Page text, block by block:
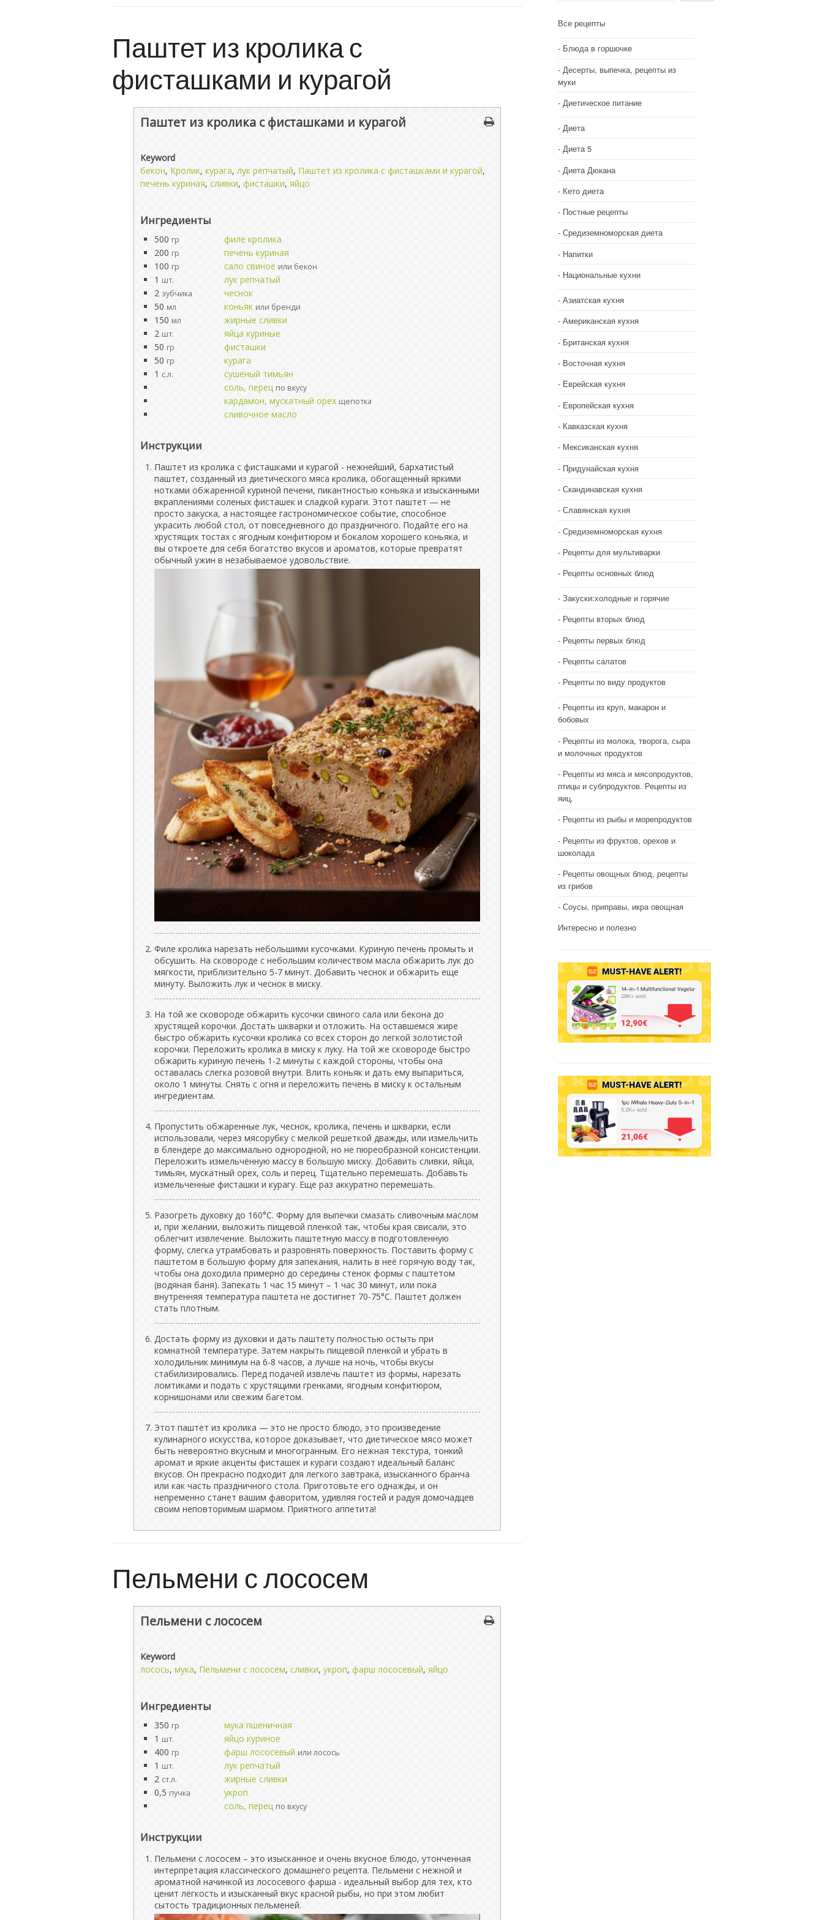
Паштет из кролика с
фисташками и курагой
Паштет из кролика с фисташками и курагой
Keyword
бекон, Кролик, курага, лук репчатый, Паштет из кролика с фисташками и курагой,
печень куриная, сливки, фисташки, яйцо
Ингредиенты
500 гр
филе кролика
200 гр
печень куриная
100 гр сало свиное или бекон
1 шт.
лук репчатый
2 зубчика
чеснок
50 мл коньяк или бренди
150 мл
жирные сливки
2 шт.
яйца куриные
50 гр
фисташки
50 гр
курага
1 с.л.
сушеный тимьян
соль, перец по вкусу
кардамон, мускатный орех щепотка
сливочное масло
Инструкции
Паштет из кролика с фисташками и курагой - нежнейший, бархатистый
паштет, созданный из диетического мяса кролика, обогащенный яркими
нотками обжаренной куриной печени, пикантностью коньяка и изысканными
вкраплениями соленых фисташек и сладкой кураги. Этот паштет — не
просто закуска, а настоящее гастрономическое событие, способное
украсить любой стол, от повседневного до праздничного. Подайте его на
хрустящих тостах с ягодным конфитюром и бокалом хорошего коньяка, и
вы откроете для себя богатство вкусов и ароматов, которые превратят
обычный ужин в незабываемое удовольствие.
Филе кролика нарезать небольшими кусочками. Куриную печень промыть и
обсушить. На сковороде с небольшим количеством масла обжарить лук до
мягкости, приблизительно 5-7 минут. Добавить чеснок и обжарить еще
минуту. Выложить лук и чеснок в миску.
На той же сковороде обжарить кусочки свиного сала или бекона до
хрустящей корочки. Достать шкварки и отложить. На оставшемся жире
быстро обжарить кусочки кролика со всех сторон до легкой золотистой
корочки. Переложить кролика в миску к луку. На той же сковороде быстро
обжарить куриную печень 1-2 минуты с каждой стороны, чтобы она
оставалась слегка розовой внутри. Влить коньяк и дать ему выпариться,
около 1 минуты. Снять с огня и переложить печень в миску к остальным
ингредиентам.
Пропустить обжаренные лук, чеснок, кролика, печень и шкварки, если
использовали, через мясорубку с мелкой решеткой дважды, или измельчить
в блендере до максимально однородной, но не пюреобразной консистенции.
Переложить измельчённую массу в большую миску. Добавить сливки, яйца,
тимьян, мускатный орех, соль и перец. Тщательно перемешать. Добавьть
измельченные фисташки и курагу. Еще раз аккуратно перемешать.
Разогреть духовку до 160°C. Форму для выпечки смазать сливочным маслом
и, при желании, выложить пищевой пленкой так, чтобы края свисали, это
облегчит извлечение. Выложить паштетную массу в подготовленную
форму, слегка утрамбовать и разровнять поверхность. Поставить форму с
паштетом в большую форму для запекания, налить в неё горячую воду так,
чтобы она доходила примерно до середины стенок формы с паштетом
(водяная баня). Запекать 1 час 15 минут – 1 час 30 минут, или пока
внутренняя температура паштета не достигнет 70-75°C. Паштет должен
стать плотным.
Достать форму из духовки и дать паштету полностью остыть при
комнатной температуре. Затем накрыть пищевой пленкой и убрать в
холодильник минимум на 6-8 часов, а лучше на ночь, чтобы вкусы
стабилизировались. Перед подачей извлечь паштет из формы, нарезать
ломтиками и подать с хрустящими гренками, ягодным конфитюром,
корнишонами или свежим багетом.
Этот паштет из кролика — это не просто блюдо, это произведение
кулинарного искусства, которое доказывает, что диетическое мясо может
быть невероятно вкусным и многогранным. Его нежная текстура, тонкий
аромат и яркие акценты фисташек и кураги создают идеальный баланс
вкусов. Он прекрасно подходит для легкого завтрака, изысканного бранча
или как часть праздничного стола. Приготовьте его однажды, и он
непременно станет вашим фаворитом, удивляя гостей и радуя домочадцев
своим неповторимым шармом. Приятного аппетита!
Пельмени с лососем
Пельмени с лососем
Keyword
лосось, мука, Пельмени с лососем, сливки, укроп, фарш лососевый, яйцо
Ингредиенты
350 гр
мука пшеничная
1 шт.
яйцо куриное
400 гр фарш лососевый или лосось
1 шт.
лук репчатый
2 ст.л.
жирные сливки
0,5 пучка
укроп
соль, перец по вкусу
Инструкции
Пельмени с лососем – это изысканное и очень вкусное блюдо, утонченная
интерпретация классического домашнего рецепта. Пельмени с нежной и
ароматной начинкой из лососевого фарша - идеальный выбор для тех, кто
ценит лёгкость и изысканный вкус красной рыбы, но при этом любит
сытость традиционных пельменей.
Все рецепты
Блюда в горшочке
Десерты, выпечка, рецепты из
муки
Диетическое питание
Диета
Диета 5
Диета Дюкана
Кето диета
Постные рецепты
Средиземноморская диета
Напитки
Национальные кухни
Азиатская кухня
Американская кухня
Британская кухня
Восточная кухня
Еврейская кухня
Европейская кухня
Кавказская кухня
Мексиканская кухня
Придунайская кухня
Скандинавская кухня
Славянская кухня
Средиземноморская кухня
Рецепты для мультиварки
Рецепты основных блюд
Закуски:холодные и горячие
Рецепты вторых блюд
Рецепты первых блюд
Рецепты салатов
Рецепты по виду продуктов
Рецепты из круп, макарон и
бобовых
Рецепты из молока, творога, сыра
и молочных продуктов
Рецепты из мяса и мясопродуктов,
птицы и субпродуктов. Рецепты из
яиц.
Рецепты из рыбы и морепродуктов
Рецепты из фруктов, орехов и
шоколада
Рецепты овощных блюд, рецепты
из грибов
Соусы, приправы, икра овощная
Интересно и полезно